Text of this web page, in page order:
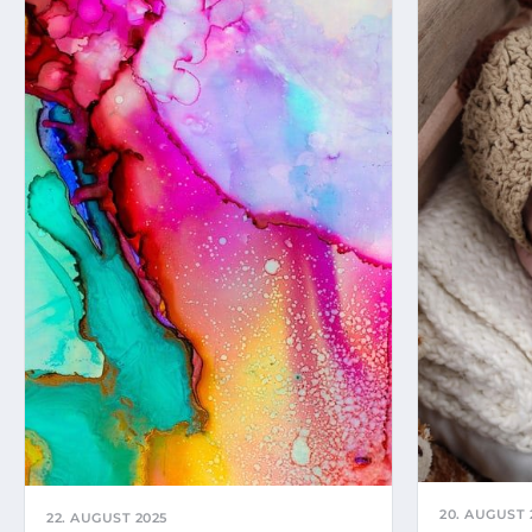
22. AUGUST 2025 20. AUGUST